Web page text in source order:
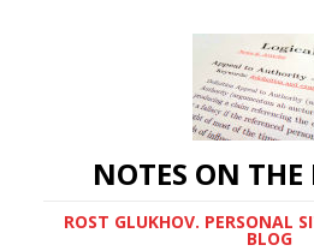
NOTES ON
ROST GLUKHOV. PERSONAL
BLOG